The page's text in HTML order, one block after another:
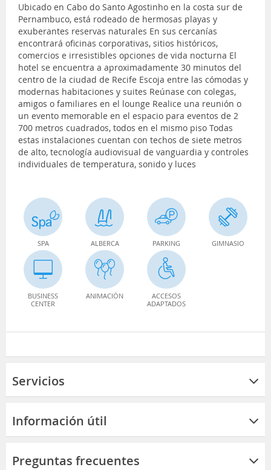
Ubicado en Cabo do Santo Agostinho en la costa sur de
Pernambuco, está rodeado de hermosas playas y
exuberantes reservas naturales En sus cercanías
encontrará oficinas corporativas, sitios históricos,
comercios e irresistibles opciones de vida nocturna El
hotel se encuentra a aproximadamente 30 minutos del
centro de la ciudad de Recife Escoja entre las cómodas y
modernas habitaciones y suites Reúnase con colegas,
amigos o familiares en el lounge Realice una reunión o
un evento memorable en el espacio para eventos de 2
700 metros cuadrados, todos en el mismo piso Todas
estas instalaciones cuentan con techos de siete metros
de alto, tecnología audiovisual de vanguardia y controles
individuales de temperatura, sonido y luces
SPA ALBERCA PARKING GIMNASIO
BUSINESS
CENTER
ANIMACIÓN
ACCESOS
ADAPTADOS
Servicios
Información útil
Preguntas frecuentes